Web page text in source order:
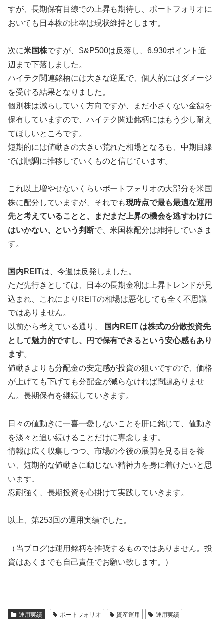
すが、長期保有目線での上昇も期待し、ポートフォリオに
おいても日本株の比率は現状維持とします。
次に米国株ですが、S&P500は反落し、6,930ポイント近
辺まで下落しました。
ハイテク関連銘柄には大きな逆風で、個人的にはダメージ
を受ける結果となりました。
個別株は減らしていく方向ですが、まだ小さくない金額を
保有していますので、ハイテク関連銘柄にはもう少し耐え
てほしいところです。
短期的には値動きの大きい荒れた相場となるも、中期目線
では順調に推移していくものと信じています。
これ以上増やせないくらいポートフォリオの大部分を米国
株に配分していますが、それでも現時点で最も最適な運用
先と考えていることと、まだまだ上昇の機会を逃すわけに
はいかない、という判断で、米国株配分は維持していきま
す。
国内REITは、今週は反発しました。
ただ先行きとしては、日本の長期金利は上昇トレンドが見
込まれ、これによりREITの相場は悪化しても全く不思議
ではありません。
以前から考えている通り、
国内REIT は株式の分散投資先
として魅力的ですし、円で保有できるという安心感もあり
ます。
値動きよりも分配金の安定感が投資の狙いですので、価格
が上げても下げても分配金が減らなければ問題ありませ
ん。長期保有を継続していきます。
日々の値動きに一喜一憂しないことを肝に銘じて、値動き
を淡々と追い続けることだけに専念します。
情報は広く収集しつつ、市場の今後の展開を見る目を養
い、短期的な値動きに動じない精神力を身に着けたいと思
います。
忍耐強く、長期投資を心掛けて実践していきます。
以上、第253回の運用実績でした。
（当ブログは運用銘柄を推奨するものではありません。投
資はあくまでも自己責任でお願い致します。）
運用実績 ポートフォリオ 資産運用 運用実績